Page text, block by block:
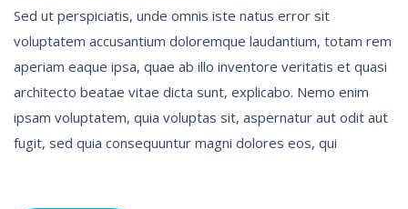
Sed ut perspiciatis, unde omnis iste natus error sit
voluptatem accusantium doloremque laudantium, totam rem
aperiam eaque ipsa, quae ab illo inventore veritatis et quasi
architecto beatae vitae dicta sunt, explicabo. Nemo enim
ipsam voluptatem, quia voluptas sit, aspernatur aut odit aut
fugit, sed quia consequuntur magni dolores eos, qui